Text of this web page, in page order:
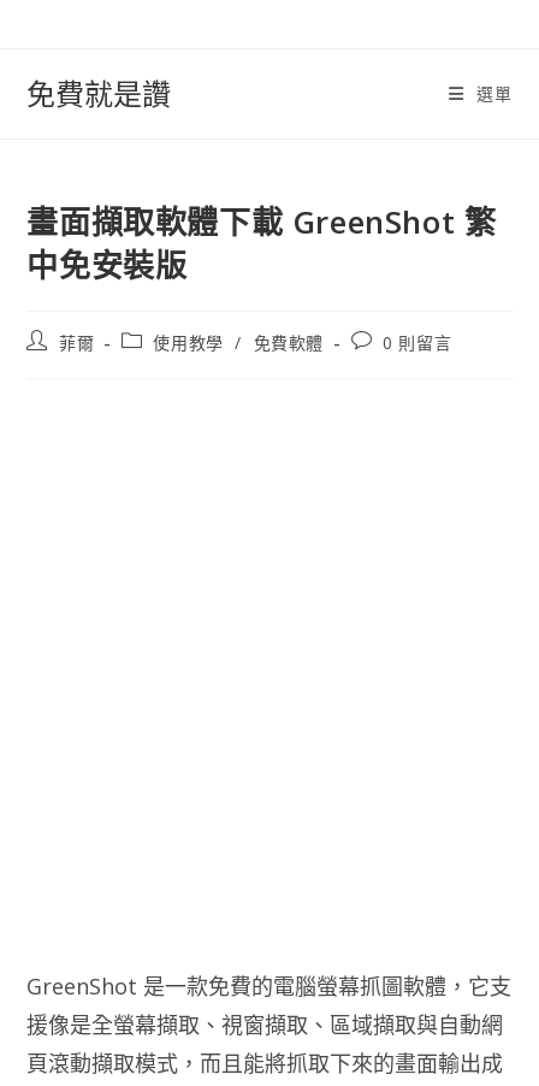
免費就是讚 選單
畫面擷取軟體下載 GreenShot 繁
中免安裝版
文
菲爾
文
使用教學 / 免費軟體
文
0 則留言
GreenShot 是一款免費的電腦螢幕抓圖軟體，它支
援像是全螢幕擷取、視窗擷取、區域擷取與自動網
頁滾動擷取模式，而且能將抓取下來的畫面輸出成